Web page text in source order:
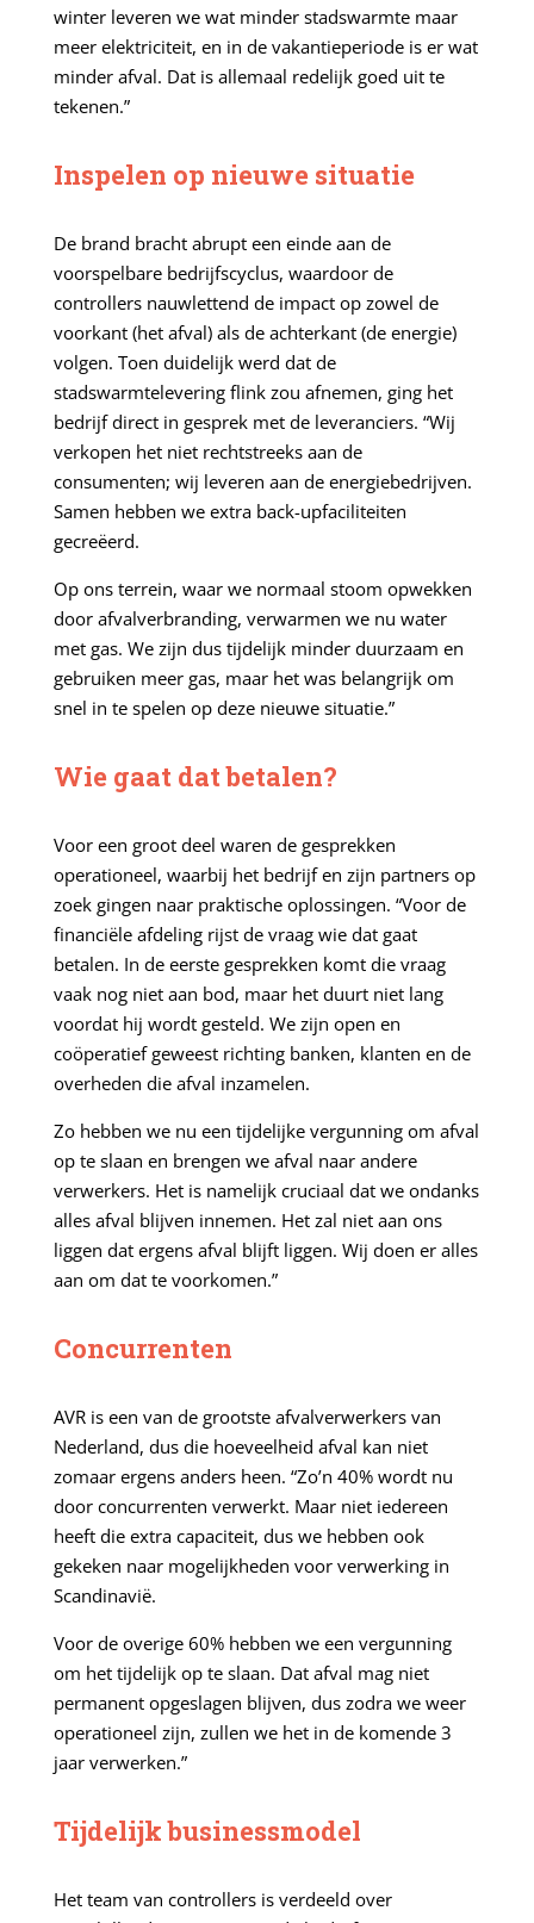
winter leveren we wat minder stadswarmte maar
meer elektriciteit, en in de vakantieperiode is er wat
minder afval. Dat is allemaal redelijk goed uit te
tekenen.”
Inspelen op nieuwe situatie
De brand bracht abrupt een einde aan de
voorspelbare bedrijfscyclus, waardoor de
controllers nauwlettend de impact op zowel de
voorkant (het afval) als de achterkant (de energie)
volgen. Toen duidelijk werd dat de
stadswarmtelevering flink zou afnemen, ging het
bedrijf direct in gesprek met de leveranciers. “Wij
verkopen het niet rechtstreeks aan de
consumenten; wij leveren aan de energiebedrijven.
Samen hebben we extra back-upfaciliteiten
gecreëerd.
Op ons terrein, waar we normaal stoom opwekken
door afvalverbranding, verwarmen we nu water
met gas. We zijn dus tijdelijk minder duurzaam en
gebruiken meer gas, maar het was belangrijk om
snel in te spelen op deze nieuwe situatie.”
Wie gaat dat betalen?
Voor een groot deel waren de gesprekken
operationeel, waarbij het bedrijf en zijn partners op
zoek gingen naar praktische oplossingen. “Voor de
financiële afdeling rijst de vraag wie dat gaat
betalen. In de eerste gesprekken komt die vraag
vaak nog niet aan bod, maar het duurt niet lang
voordat hij wordt gesteld. We zijn open en
coöperatief geweest richting banken, klanten en de
overheden die afval inzamelen.
Zo hebben we nu een tijdelijke vergunning om afval
op te slaan en brengen we afval naar andere
verwerkers. Het is namelijk cruciaal dat we ondanks
alles afval blijven innemen. Het zal niet aan ons
liggen dat ergens afval blijft liggen. Wij doen er alles
aan om dat te voorkomen.”
Concurrenten
AVR is een van de grootste afvalverwerkers van
Nederland, dus die hoeveelheid afval kan niet
zomaar ergens anders heen. “Zo’n 40% wordt nu
door concurrenten verwerkt. Maar niet iedereen
heeft die extra capaciteit, dus we hebben ook
gekeken naar mogelijkheden voor verwerking in
Scandinavië.
Voor de overige 60% hebben we een vergunning
om het tijdelijk op te slaan. Dat afval mag niet
permanent opgeslagen blijven, dus zodra we weer
operationeel zijn, zullen we het in de komende 3
jaar verwerken.”
Tijdelijk businessmodel
Het team van controllers is verdeeld over